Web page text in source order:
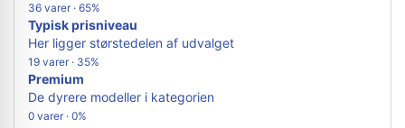
36 varer · 65%
Typisk prisniveau
Her ligger størstedelen af udvalget
19 varer · 35%
Premium
De dyrere modeller i kategorien
0 varer · 0%